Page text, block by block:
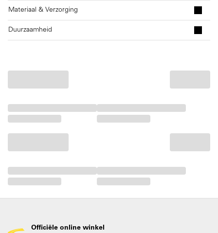
Materiaal & Verzorging
Duurzaamheid
Officiële online winkel